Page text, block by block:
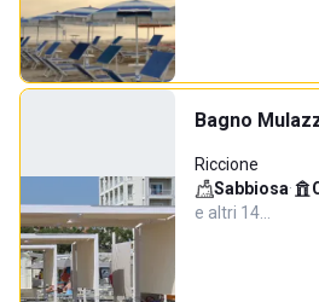
Bagno
Riccione
Sabbiosa·
e altri 14…